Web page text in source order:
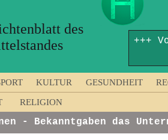
des
+++
KULTUR GESUNDHEIT
RELIGION
Bekanntgaben das